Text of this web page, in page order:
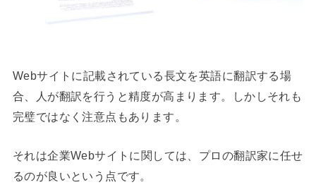
Webサイトに記載されている長文を英語に翻訳する場
合、人が翻訳を行うと精度が高まります。しかしそれも
完璧ではなく注意点もあります。
それは企業Webサイトに関しては、プロの翻訳家に任せ
るのが良いという点です。